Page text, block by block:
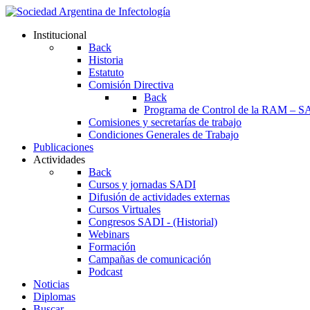
Institucional
Back
Historia
Estatuto
Comisión Directiva
Back
Programa de Control de la RAM –
Comisiones y secretarías de trabajo
Condiciones Generales de Trabajo
Publicaciones
Actividades
Back
Cursos y jornadas SADI
Difusión de actividades externas
Cursos Virtuales
Congresos SADI - (Historial)
Webinars
Formación
Campañas de comunicación
Podcast
Noticias
Diplomas